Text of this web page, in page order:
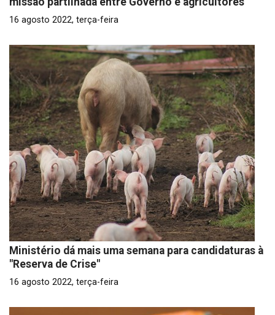
16 agosto 2022, terça-feira
Ministério dá mais uma semana para candidaturas à
"Reserva de Crise"
16 agosto 2022, terça-feira